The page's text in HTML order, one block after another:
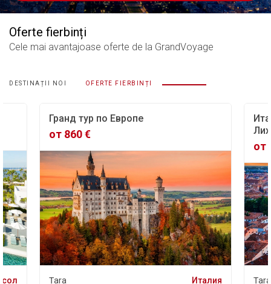
Oferte fierbinți
Cele mai avantajoase oferte de la GrandVoyage
DESTINAȚII NOI OFERTE FIERBINȚI
Гранд тур по Европе
от 860 €
Țara Италия
от
Țara